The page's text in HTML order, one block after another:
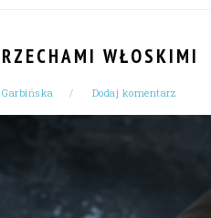
WŁOSKIMI
Garbińska Dodaj komentarz